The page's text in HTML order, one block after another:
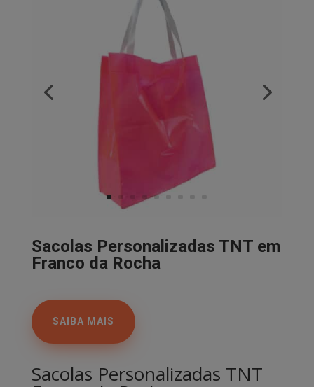
Sacolas Personalizadas TNT em
Franco da Rocha
SAIBA MAIS
Sacolas Personalizadas TNT